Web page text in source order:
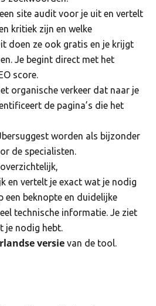
site audit voor je uit en vertelt
kritiek zijn en welke
doen ze ook gratis en je krijgt
Je begint direct met het
score.
organische verkeer dat naar je
de pagina’s die het
worden als bijzonder
de specialisten.
en vertelt je exact wat je nodig
een beknopte en duidelijke
technische informatie. Je ziet
je nodig hebt.
versie van de tool.